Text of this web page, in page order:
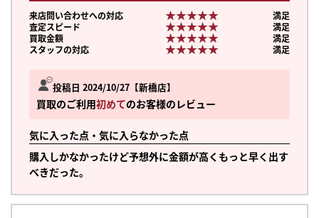
投稿日 2024/10/27 新橋店
買取のご利用初めてのお客様のレビュー
気に入った点・気に入らなかった点
購入しかなかったけど予想外に金額が高くもっと早く出す
べきだった。
来店問い合わせへの対応 ★★★★★
★★★★★
満足
査定スピード
★★★★★
★★★★★
満足
買取金額
★★★★★
★★★★★
満足
スタッフの対応
★★★★★
★★★★★ 満足
かんたん30秒でお試し査定